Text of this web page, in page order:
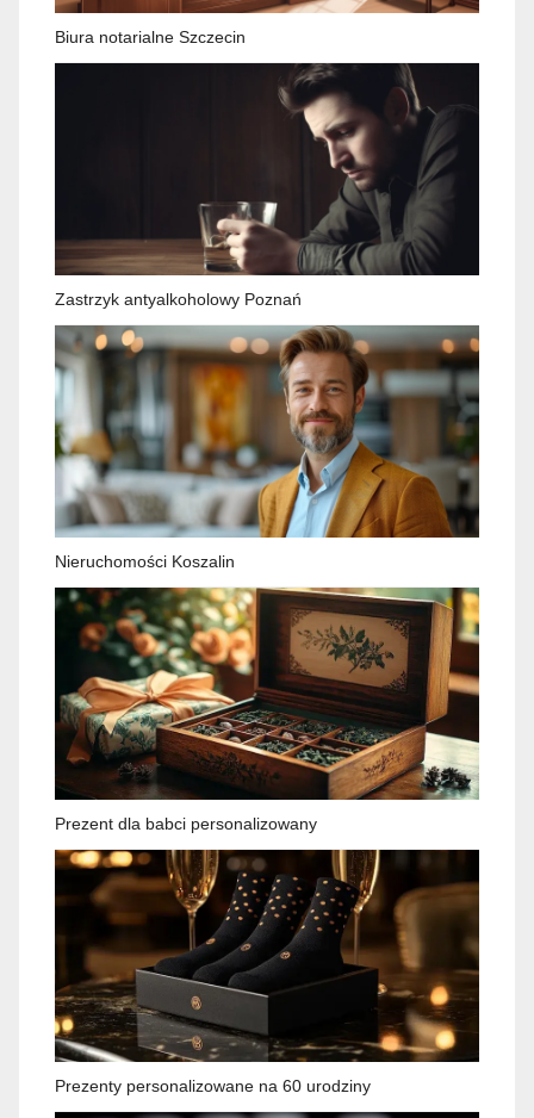
Biura notarialne Szczecin
Zastrzyk antyalkoholowy Poznań
Nieruchomości Koszalin
Prezent dla babci personalizowany
Prezenty personalizowane na 60 urodziny